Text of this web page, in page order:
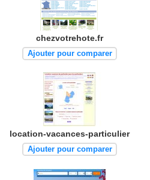
chezvotrehote.fr
Ajouter pour comparer
location-vacances-particulier
Ajouter pour comparer